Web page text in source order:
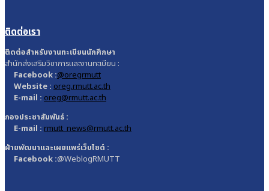
ติดต่อเรา
ติดต่อสำหรับงานทะเบียนนักศึกษา
สำนักส่งเสริมวิชาการและงานทะเบียน :
Facebook :@oregrmutt
Website : oreg.rmutt.ac.th
E-mail : oreg@rmutt.ac.th
กองประชาสัมพันธ์ :
E-mail : rmutt_news@rmutt.ac.th
ฝ่ายพัฒนาและเผยแพร่เว็บไซต์ :
Facebook :@WeblogRMUTT